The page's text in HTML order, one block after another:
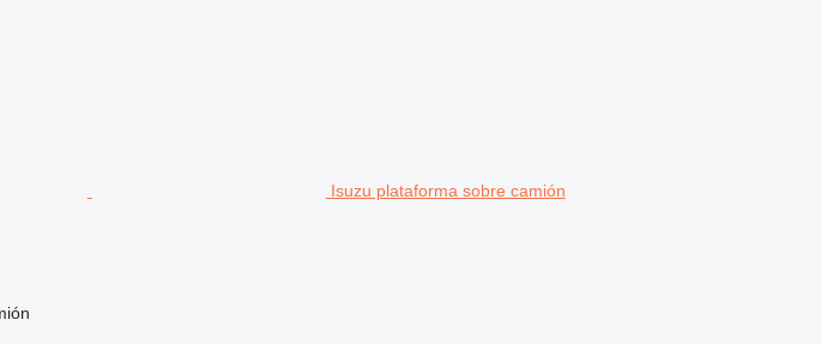
Isuzu plataforma sobre camión